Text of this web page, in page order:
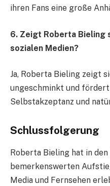
ihren Fans eine große
6. Zeigt Roberta Bieling
sozialen Medien?
Ja, Roberta Bieling zeigt
ungeschminkt und
Selbstakzeptanz und
Schlussfolgerung
Roberta Bieling hat in
bemerkenswerten
Media und Fernsehen